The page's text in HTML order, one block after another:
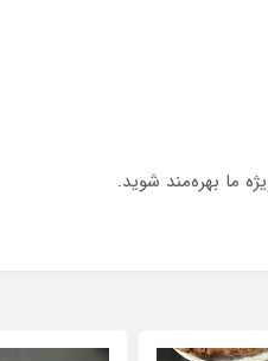
ما بهره‌مند شوید.